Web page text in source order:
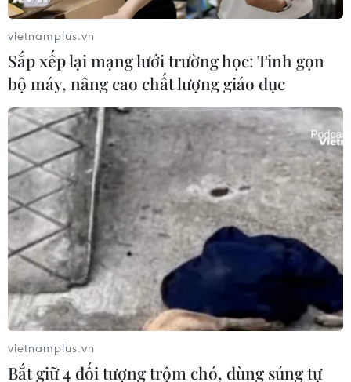
Pfizer đã triển khai giai đoạn đầu trong cuộc thử nghiệm
gồm ba giai đoạn để đánh giá về tính an toàn, khả
năng dung nạp và khả năng sinh miễn dịch của
vaccine.
Vaccine Pfizer/BioNTech có thể được bảo
vietnamplus.vn
Sắp xếp lại mạng lưới trường học: Tinh gọn
bộ máy, nâng cao chất lượng giáo dục
vietnamplus.vn
Bắt giữ 4 đối tượng trộm chó, dùng súng tự